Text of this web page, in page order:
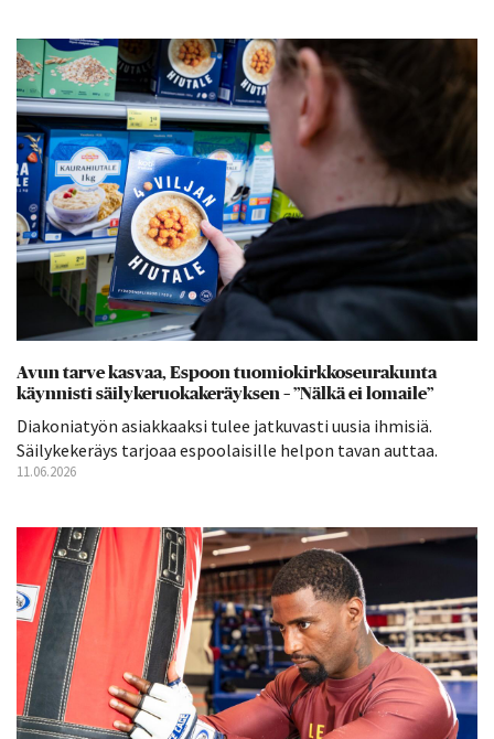
Avun tarve kasvaa, Espoon tuomiokirkkoseurakunta
käynnisti säilykeruokakeräyksen – ”Nälkä ei lomaile”
Diakoniatyön asiakkaaksi tulee jatkuvasti uusia ihmisiä.
Säilykekeräys tarjoaa espoolaisille helpon tavan auttaa.
11.06.2026